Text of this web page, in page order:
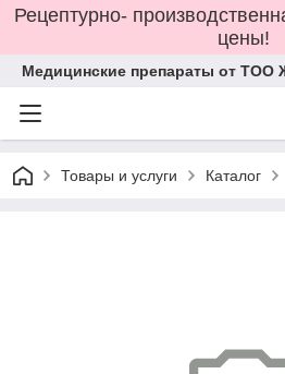
Рецептурно-
цены!
Медицинские препараты от ТОО
Товары и услуги Каталог